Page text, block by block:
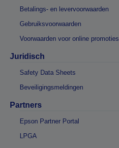
Betalings- en levervoorwaarden
Gebruiksvoorwaarden
Voorwaarden voor online promoties
Juridisch
Safety Data Sheets
Beveiligingsmeldingen
Partners
Epson Partner Portal
LPGA